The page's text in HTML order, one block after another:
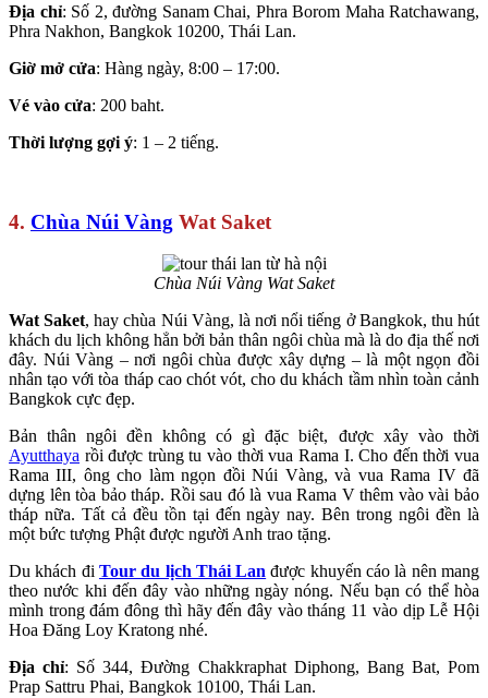
Địa chỉ: Số 2, đường Sanam Chai, Phra Borom Maha Ratchawang,
Phra Nakhon, Bangkok 10200, Thái Lan.
Giờ mở cửa: Hàng ngày, 8:00 – 17:00.
Vé vào cửa: 200 baht.
Thời lượng gợi ý: 1 – 2 tiếng.
4. Chùa Núi Vàng Wat Saket
Chùa Núi Vàng Wat Saket
Wat Saket, hay chùa Núi Vàng, là nơi nổi tiếng ở Bangkok, thu hút
khách du lịch không hẳn bởi bản thân ngôi chùa mà là do địa thế nơi
đây. Núi Vàng – nơi ngôi chùa được xây dựng – là một ngọn đồi
nhân tạo với tòa tháp cao chót vót, cho du khách tầm nhìn toàn cảnh
Bangkok cực đẹp.
Bản thân ngôi đền không có gì đặc biệt, được xây vào thời
Ayutthaya rồi được trùng tu vào thời vua Rama I. Cho đến thời vua
Rama III, ông cho làm ngọn đồi Núi Vàng, và vua Rama IV đã
dựng lên tòa bảo tháp. Rồi sau đó là vua Rama V thêm vào vài bảo
tháp nữa. Tất cả đều tồn tại đến ngày nay. Bên trong ngôi đền là
một bức tượng Phật được người Anh trao tặng.
Du khách đi Tour du lịch Thái Lan được khuyến cáo là nên mang
theo nước khi đến đây vào những ngày nóng. Nếu bạn có thể hòa
mình trong đám đông thì hãy đến đây vào tháng 11 vào dịp Lễ Hội
Hoa Đăng Loy Kratong nhé.
Địa chỉ: Số 344, Đường Chakkraphat Diphong, Bang Bat, Pom
Prap Sattru Phai, Bangkok 10100, Thái Lan.